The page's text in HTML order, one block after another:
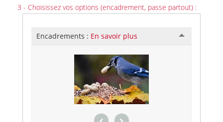
3 - Choisissez vos options (encadrement, passe partout) :
Encadrements : En savoir plus